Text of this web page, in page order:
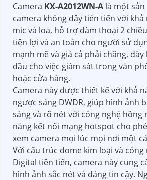
Camera KX-A2012WN-A là một
camera không dây tiên tiến với khả
mic và loa, hỗ trợ đàm thoại 2
tiện lợi và an toàn cho người sử
mạnh mẽ và giá cả phải chăng,
đầu cho việc giám sát trong văn
hoặc cửa hàng.
Camera này được thiết kế với khả
ngược sáng DWDR, giúp hình ảnh
sáng và rõ nét với công nghệ hồng
năng kết nối mạng hotspot cho
xem camera mọi lúc mọi nơi một
Với cấu trúc dome kim loại và công
Digital tiên tiến, camera này cung
hình ảnh sắc nét và đáng tin cậy.